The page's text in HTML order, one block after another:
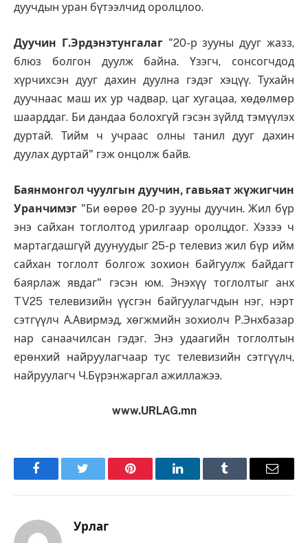
дуучдын уран бүтээлчид оролцлоо.
Дуучин Г.Эрдэнэтунгалаг"20-р зууны дууг жазз,
блюз болгон дуулж байна. Үзэгч, сонсогчдод
хүрчихсэн дууг дахин дуулна гэдэг хэцүү. Тухайн
дуучнаас маш их ур чадвар, цаг хугацаа, хөдөлмөр
шаарддаг. Би дандаа болохгүй гэсэн зүйлд тэмүүлэх
дуртай. Тийм ч учраас олны танил дууг дахин
дуулах дуртай" гэж онцолж байв.
Баянмонгол чуулгын дуучин, гавьяат жүжигчин
Уранчимэг "Би өөрөө 20-р зууны дуучин. Жил бүр
энэ сайхан тоглолтод урилгаар оролцдог. Хэзээ ч
мартагдашгүй дуунуудыг 25-р телевиз жил бүр ийм
сайхан тоглолт болгож зохион байгуулж байдагт
баярлаж явдаг" гэсэн юм. Энэхүү тоглолтыг анх
TV25 телевизийн үүсгэн байгуулагчдын нэг, нэрт
сэтгүүлч А.Авирмэд, хөгжмийн зохиолч Р.Энхбазар
нар санаачилсан гэдэг. Энэ удаагийн тоглолтын
ерөнхий найруулагчаар тус телевизийн сэтгүүлч,
найруулагч Ч.Бүрэнжаргал ажиллажээ.
www.URLAG.mn
FacebookTwitter Pinterest LinkedInTumblr Имэйл
Урлаг